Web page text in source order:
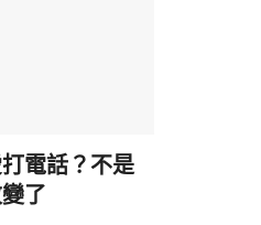
電話？不是
了